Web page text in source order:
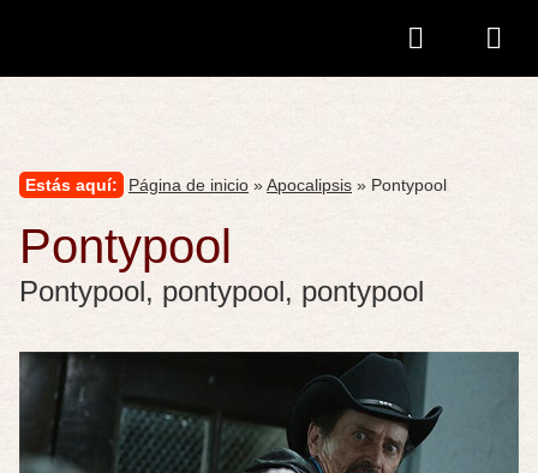
Estás aquí: Página de inicio »Apocalipsis » Pontypool
Pontypool
Pontypool, pontypool, pontypool